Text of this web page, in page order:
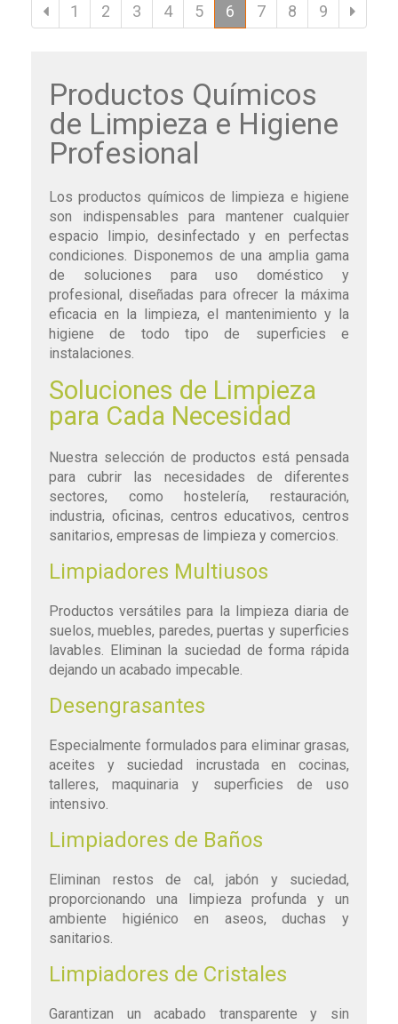
1 2 3 4 5 6 7 8 9
Productos Químicos
de Limpieza e Higiene
Profesional
Los productos químicos de limpieza e higiene
son indispensables para mantener cualquier
espacio limpio, desinfectado y en perfectas
condiciones. Disponemos de una amplia gama
de soluciones para uso doméstico y
profesional, diseñadas para ofrecer la máxima
eficacia en la limpieza, el mantenimiento y la
higiene de todo tipo de superficies e
instalaciones.
Soluciones de Limpieza
para Cada Necesidad
Nuestra selección de productos está pensada
para cubrir las necesidades de diferentes
sectores, como hostelería, restauración,
industria, oficinas, centros educativos, centros
sanitarios, empresas de limpieza y comercios.
Limpiadores Multiusos
Productos versátiles para la limpieza diaria de
suelos, muebles, paredes, puertas y superficies
lavables. Eliminan la suciedad de forma rápida
dejando un acabado impecable.
Desengrasantes
Especialmente formulados para eliminar grasas,
aceites y suciedad incrustada en cocinas,
talleres, maquinaria y superficies de uso
intensivo.
Limpiadores de Baños
Eliminan restos de cal, jabón y suciedad,
proporcionando una limpieza profunda y un
ambiente higiénico en aseos, duchas y
sanitarios.
Limpiadores de Cristales
Garantizan un acabado transparente y sin